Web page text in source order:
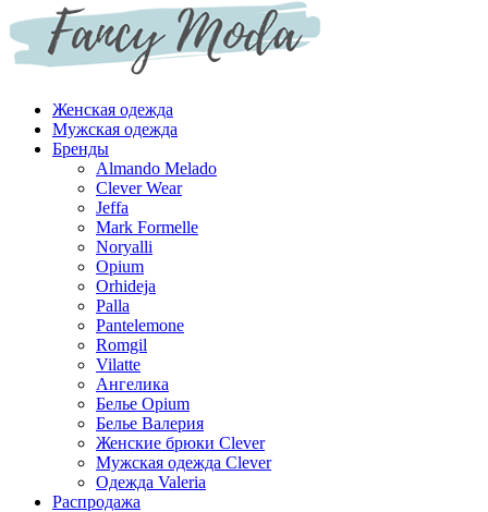
Женская одежда
Мужская одежда
Бренды
Almando Melado
Clever Wear
Jeffa
Mark Formelle
Noryalli
Opium
Orhideja
Palla
Pantelemone
Romgil
Vilatte
Ангелика
Белье Opium
Белье Валерия
Женские брюки Clever
Мужская одежда Clever
Одежда Valeria
Распродажа